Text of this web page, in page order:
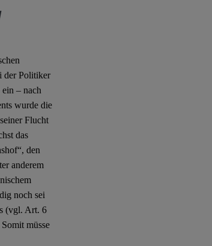
der Politiker
– nach
wurde die
Flucht
das
den
anderem
noch sei
(vgl. Art. 6
müsse